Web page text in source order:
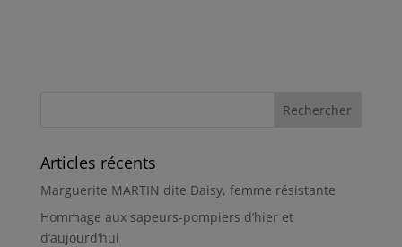
Articles récents
Marguerite MARTIN dite Daisy, femme résistante
Hommage aux sapeurs-pompiers d’hier et
d’aujourd’hui